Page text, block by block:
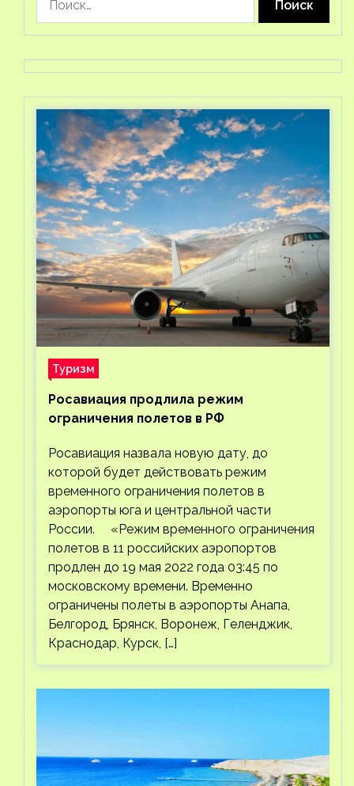
Туризм
Росавиация продлила режим
ограничения полетов в РФ
Росавиация назвала новую дату, до
которой будет действовать режим
временного ограничения полетов в
аэропорты юга и центральной части
России. «Режим временного ограничения
полетов в 11 российских аэропортов
продлен до 19 мая 2022 года 03:45 по
московскому времени. Временно
ограничены полеты в аэропорты Анапа,
Белгород, Брянск, Воронеж, Геленджик,
Краснодар, Курск, […]